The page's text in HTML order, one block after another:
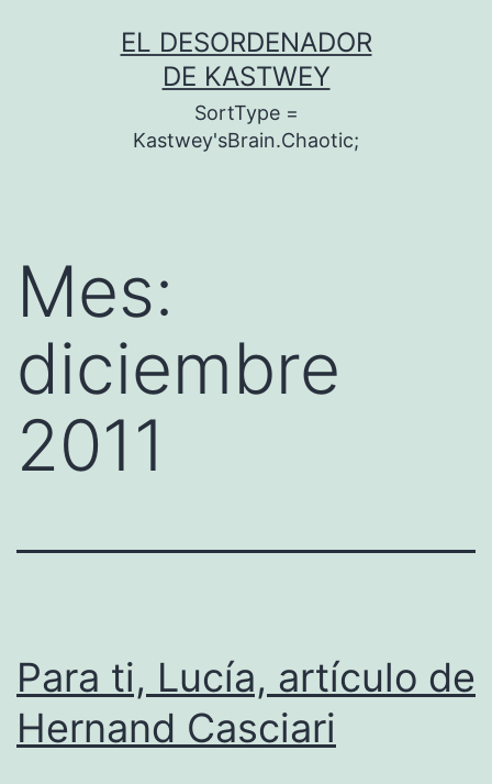
EL DESORDENADOR
DE KASTWEY
SortType =
Kastwey'sBrain.Chaotic;
Mes:
diciembre
2011
Para ti, Lucía, artículo de
Hernand Casciari